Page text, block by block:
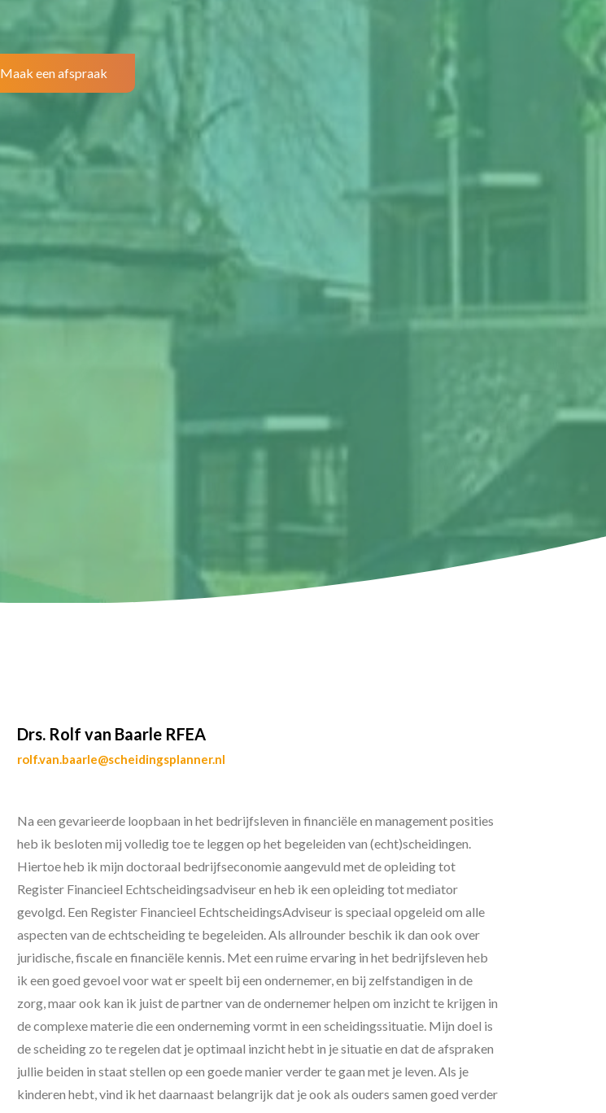
Maak een afspraak
Drs. Rolf van Baarle RFEA
rolf.van.baarle@scheidingsplanner.nl
Na een gevarieerde loopbaan in het bedrijfsleven in financiële en management posities
heb ik besloten mij volledig toe te leggen op het begeleiden van (echt)scheidingen.
Hiertoe heb ik mijn doctoraal bedrijfseconomie aangevuld met de opleiding tot
Register Financieel Echtscheidingsadviseur en heb ik een opleiding tot mediator
gevolgd. Een Register Financieel EchtscheidingsAdviseur is speciaal opgeleid om alle
aspecten van de echtscheiding te begeleiden. Als allrounder beschik ik dan ook over
juridische, fiscale en financiële kennis. Met een ruime ervaring in het bedrijfsleven heb
ik een goed gevoel voor wat er speelt bij een ondernemer, en bij zelfstandigen in de
zorg, maar ook kan ik juist de partner van de ondernemer helpen om inzicht te krijgen in
de complexe materie die een onderneming vormt in een scheidingssituatie. Mijn doel is
de scheiding zo te regelen dat je optimaal inzicht hebt in je situatie en dat de afspraken
jullie beiden in staat stellen op een goede manier verder te gaan met je leven. Als je
kinderen hebt, vind ik het daarnaast belangrijk dat je ook als ouders samen goed verder